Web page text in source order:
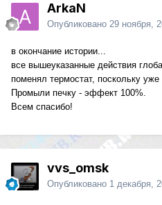
ArkaN
Опубликовано 29 ноября,
в окончание истории...
все вышеуказанные действия
поменял термостат, поскольку
Промыли печку - эффект 100%.
Всем спасибо!
vvs_omsk
Опубликовано 1 декабря,